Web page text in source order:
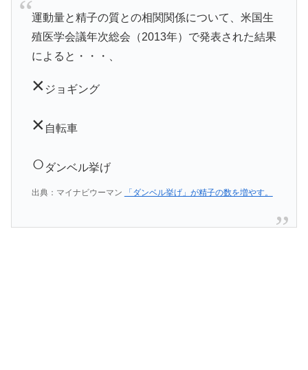
運動量と精子の質との相関関係について、米国生
殖医学会議年次総会（2013年）で発表された結果
によると・・・、
× ジョギング
× 自転車
○ ダンベル挙げ
出典：マイナビウーマン 「ダンベル挙げ」が精子の数を増やす。